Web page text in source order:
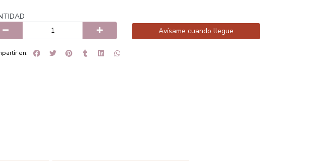
Avísame cuando llegue
en: